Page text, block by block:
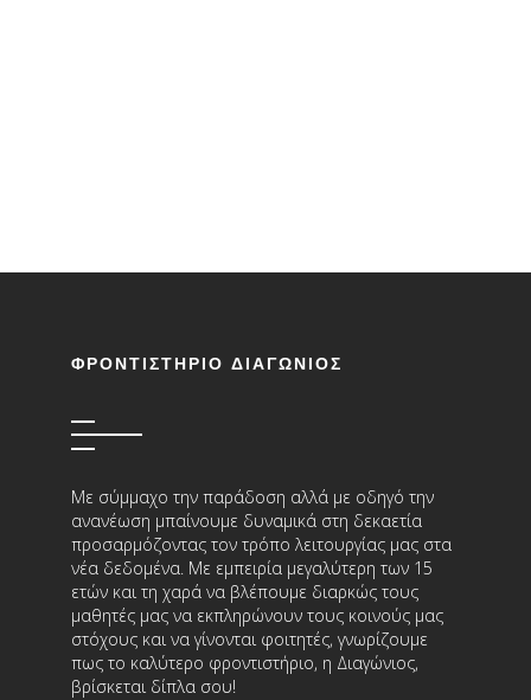
ΦΡΟΝΤΙΣΤΗΡΙΟ ΔΙΑΓΩΝΙΟΣ
Με σύμμαχο την παράδοση αλλά με οδηγό την
ανανέωση μπαίνουμε δυναμικά στη δεκαετία
προσαρμόζοντας τον τρόπο λειτουργίας μας στα
νέα δεδομένα. Με εμπειρία μεγαλύτερη των 15
ετών και τη χαρά να βλέπουμε διαρκώς τους
μαθητές μας να εκπληρώνουν τους κοινούς μας
στόχους και να γίνονται φοιτητές, γνωρίζουμε
πως το καλύτερο φροντιστήριο, η Διαγώνιος,
βρίσκεται δίπλα σου!